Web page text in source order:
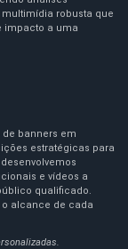
robusta que
impacto a uma
banners em
estratégicas para
e vídeos a
qualificado.
alcance de cada